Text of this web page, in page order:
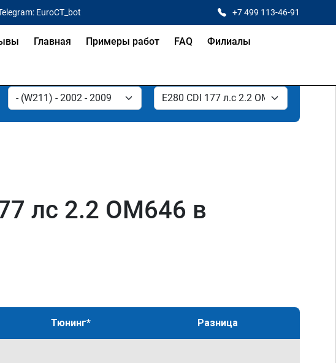
EuroCT_bot +7 499 113-46-91
Главная Примеры работ FAQ Филиалы
лс 2.2 OM646 в
Тюнинг* Разница